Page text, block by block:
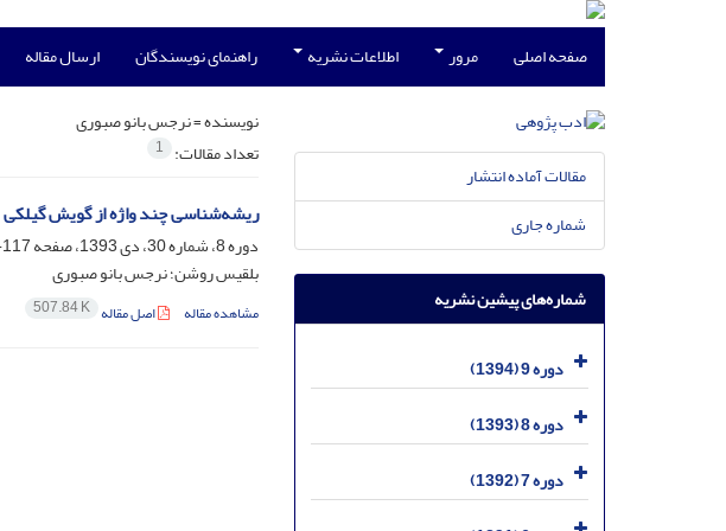
صفحه اصلی مرور اطلاعات نشریه راهنمای نویسندگان ارسال مقاله
نویسنده =نرجس بانو صبوری
تعداد مقالات: 1
ریشه‌شناسی چند واژه از گویش گیلکی
دوره 8، شماره 30، دی 1393، صفحه
117-131
بلقیس روشن؛ نرجس بانو صبوری
مشاهده مقاله اصل مقاله 507.84 K
مقالات آماده انتشار
شماره جاری
شماره‌های پیشین نشریه
دوره 9 (1394)
دوره 8 (1393)
دوره 7 (1392)